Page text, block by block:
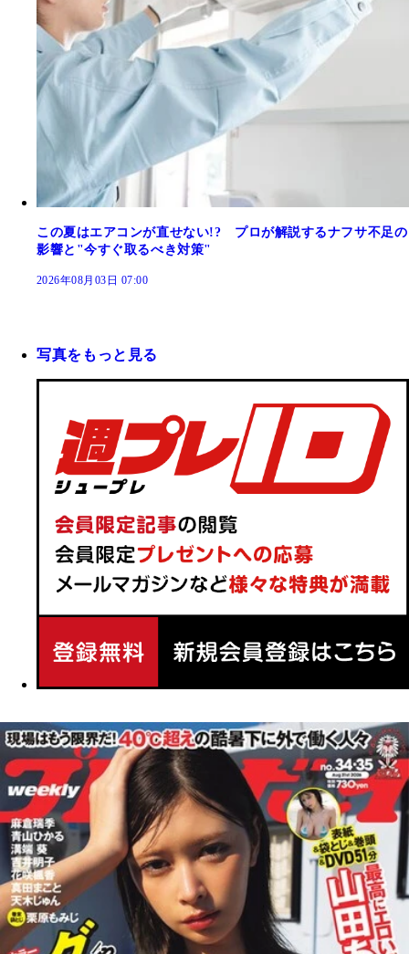
この夏はエアコンが直せない!? プロが解説するナフサ不足の
影響と"今すぐ取るべき対策"
2026年08月03日 07:00
写真をもっと見る